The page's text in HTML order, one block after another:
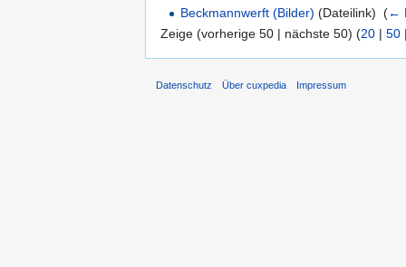
Beckmannwerft (Bilder) (Dateilink) ‎ (←
Zeige (vorherige 50 | nächste 50) (20 | 50
Datenschutz Über cuxpedia Impressum